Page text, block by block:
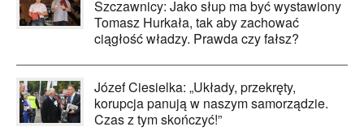
Szczawnicy: Jako słup ma być wystawiony
Tomasz Hurkała, tak aby zachować
ciągłość władzy. Prawda czy fałsz?
Józef Ciesielka: „Układy, przekręty,
korupcja panują w naszym samorządzie.
Czas z tym skończyć!”